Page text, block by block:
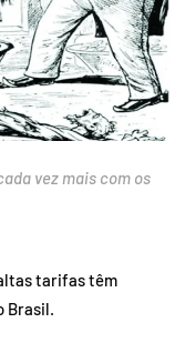
vez mais com os
tarifas têm
Brasil.